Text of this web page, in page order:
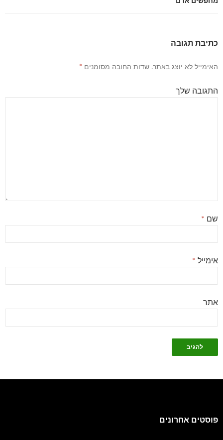
כתיבת תגובה
האימייל לא יוצג באתר. שדות החובה מסומנים *
התגובה שלך
שם *
אימייל *
אתר
פוסטים אחרונים